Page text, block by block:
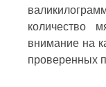
количество
внимание на
проверенных